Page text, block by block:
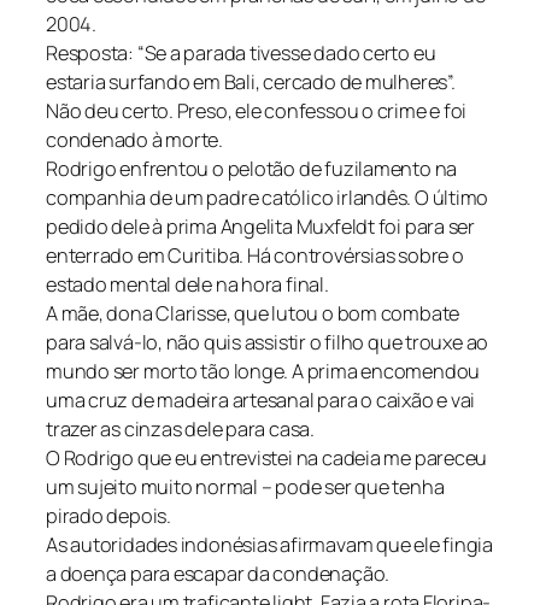
2004.
Resposta: “Se a parada tivesse dado certo eu
estaria surfando em Bali, cercado de mulheres”.
Não deu certo. Preso, ele confessou o crime e foi
condenado à morte.
Rodrigo enfrentou o pelotão de fuzilamento na
companhia de um padre católico irlandês. O último
pedido dele à prima Angelita Muxfeldt foi para ser
enterrado em Curitiba. Há controvérsias sobre o
estado mental dele na hora final.
A mãe, dona Clarisse, que lutou o bom combate
para salvá-lo, não quis assistir o filho que trouxe ao
mundo ser morto tão longe. A prima encomendou
uma cruz de madeira artesanal para o caixão e vai
trazer as cinzas dele para casa.
O Rodrigo que eu entrevistei na cadeia me pareceu
um sujeito muito normal – pode ser que tenha
pirado depois.
As autoridades indonésias afirmavam que ele fingia
a doença para escapar da condenação.